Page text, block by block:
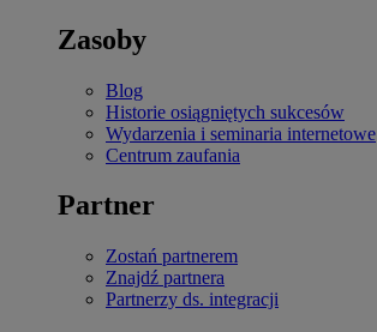
Zasoby
Blog
Historie osiągniętych sukcesów
Wydarzenia i seminaria internetowe
Centrum zaufania
Partner
Zostań partnerem
Znajdź partnera
Partnerzy ds. integracji